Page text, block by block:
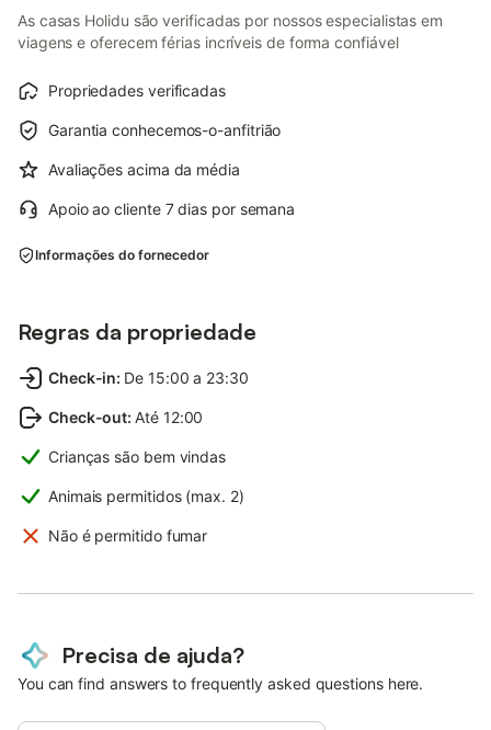
As casas Holidu são verificadas por nossos especialistas em
viagens e oferecem férias incríveis de forma confiável
Propriedades verificadas
Garantia conhecemos-o-anfitrião
Avaliações acima da média
Apoio ao cliente 7 dias por semana
Informações do fornecedor
Regras da propriedade
Check-in: De 15:00 a 23:30
Check-out: Até 12:00
Crianças são bem vindas
Animais permitidos (max. 2)
Não é permitido fumar
Precisa de ajuda?
You can find answers to frequently asked questions here.